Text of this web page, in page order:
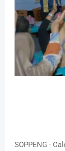
SOPPENG -